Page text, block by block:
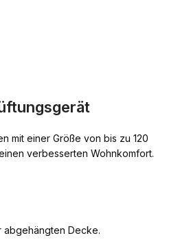
mit einer Größe von bis zu 120
verbesserten Wohnkomfort.
abgehängten Decke.